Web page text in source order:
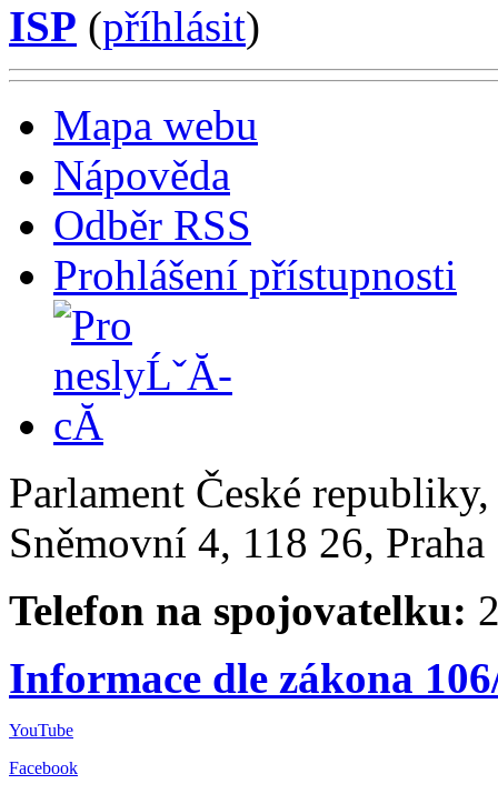
ISP (příhlásit)
Mapa webu
Nápověda
Odběr RSS
Prohlášení přístupnosti
Parlament České
Sněmovní 4, 118 26,
Telefon na spojovatelku:
Informace dle zákona
YouTube
Facebook